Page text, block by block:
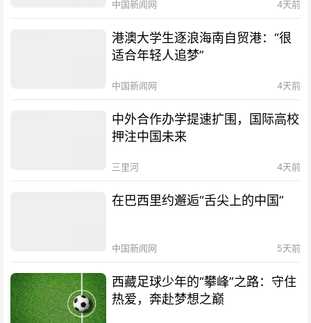
中国新闻网 4天前
港澳大学生逐浪海南自贸港：“很
适合年轻人追梦”
中国新闻网 4天前
中外合作办学提速扩围，国际高校
押注中国未来
三里河 4天前
在巴西里约邂逅“舌尖上的中国”
中国新闻网 5天前
西藏足球少年的“攀峰”之路：守住
热爱，奔赴梦想之巅